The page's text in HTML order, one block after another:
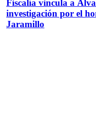
Fiscalía vincula a
investigación por el
Jaramillo